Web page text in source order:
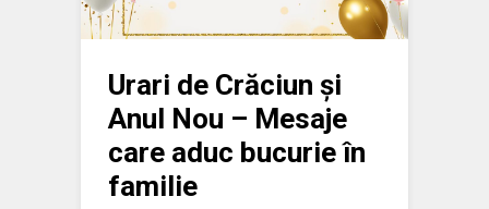
Urari de Crăciun și
Anul Nou – Mesaje
care aduc bucurie în
familie